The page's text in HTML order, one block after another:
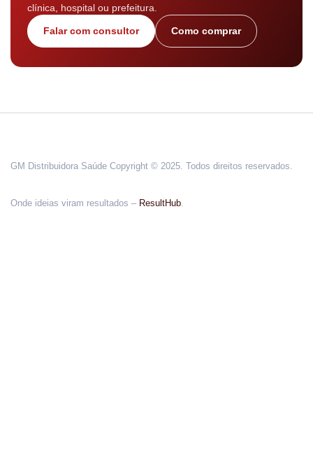
clínica, hospital ou prefeitura.
Falar com consultor Como comprar
GM Distribuidora Saúde Copyright © 2025. Todos direitos reservados.
Onde ideias viram resultados – ResultHub.